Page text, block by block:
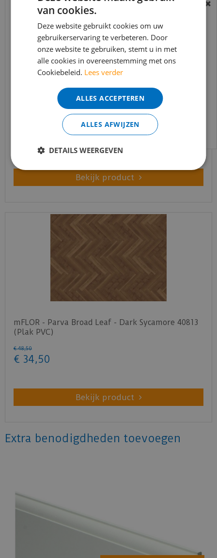
vtwonen - Herringbone Warm Natural (Plak PVC)
Bekijk product
mFLOR - Parva Broad Leaf - Dark Sycamore 40813
(Plak PVC)
€ 48,50
€ 34,50
Bekijk product
Extra benodigdheden toevoegen
BEREIKBAARHEID
In verband met de vakantie periode zijn wij
t/m 14 augustus telefonisch helaas niet
bereikbaar.
Bestelling worden uiteraard verwerkt
echter iets minder snel dan wat je van ons
gewend bent.
Voor vragen kan je ons bereiken via
info@merkvloerenwinkel.nl
van cookies.
Deze website gebruikt cookies om uw
gebruikerservaring te verbeteren. Door
onze website te gebruiken, stemt u in met
alle cookies in overeenstemming met ons
Cookiebeleid. Lees verder
ALLES ACCEPTEREN
ALLES AFWIJZEN
DETAILS WEERGEVEN